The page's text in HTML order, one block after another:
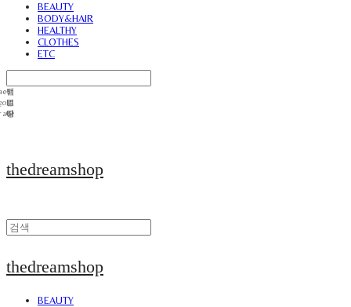
BEAUTY
BODY&HAIR
HEALTHY
CLOTHES
ETC
thedreamshop
thedreamshop
BEAUTY